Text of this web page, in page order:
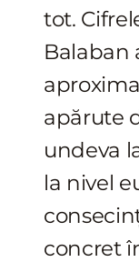
tot.
Balaban
apărute
undeva
la nivel
concret